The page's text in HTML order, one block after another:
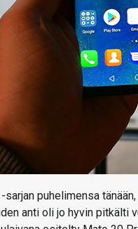
puhelimensa
anti oli jo hyvin pitkälti